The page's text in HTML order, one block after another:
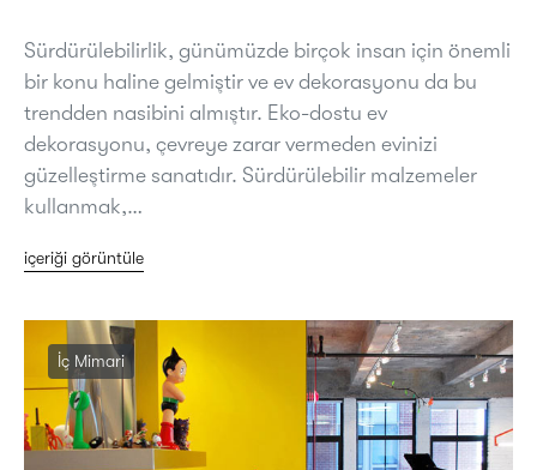
Sürdürülebilirlik, günümüzde birçok insan için önemli
bir konu haline gelmiştir ve ev dekorasyonu da bu
trendden nasibini almıştır. Eko-dostu ev
dekorasyonu, çevreye zarar vermeden evinizi
güzelleştirme sanatıdır. Sürdürülebilir malzemeler
kullanmak,…
içeriği görüntüle
İç Mimari